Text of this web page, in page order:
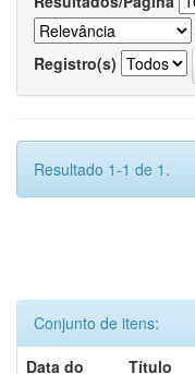
Registro(s)
Resultado 1-1 de 1.
Conjunto de itens:
Data do
Título